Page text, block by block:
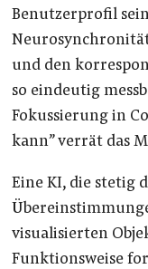
Benutzerprofil
und den
so eindeutig
Fokussierung in
kann” verrät das
Eine KI, die stetig
visualisierten
Funktionsweise